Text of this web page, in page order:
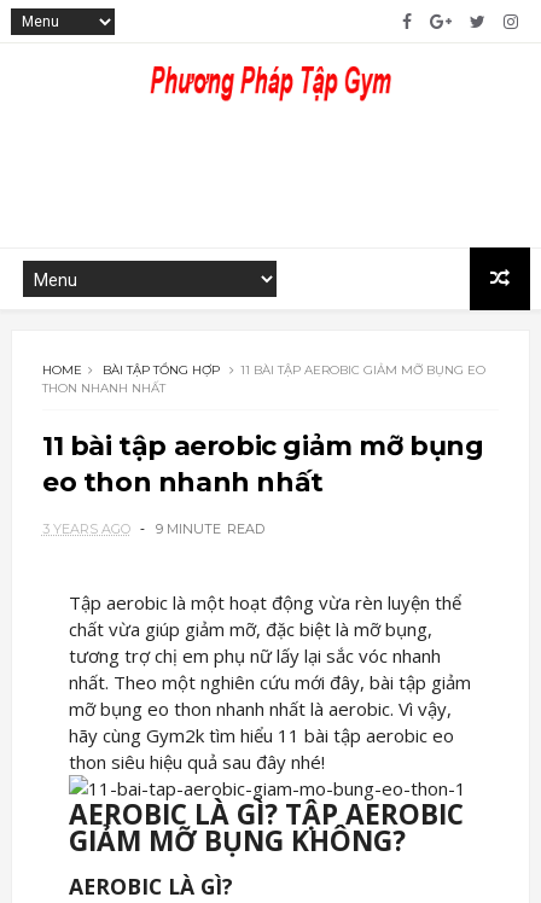
HOME BÀI TẬP TỔNG HỢP
11 BÀI TẬP AEROBIC GIẢM MỠ BỤNG EO
THON NHANH NHẤT
11 bài tập aerobic giảm mỡ bụng
eo thon nhanh nhất
3 YEARS AGO 9 MINUTE READ
Tập aerobic là một hoạt động vừa rèn luyện thể
chất vừa giúp giảm mỡ, đặc biệt là mỡ bụng,
tương trợ chị em phụ nữ lấy lại sắc vóc nhanh
nhất. Theo một nghiên cứu mới đây, bài tập giảm
mỡ bụng eo thon nhanh nhất là aerobic. Vì vậy,
hãy cùng Gym2k tìm hiểu 11 bài tập aerobic eo
thon siêu hiệu quả sau đây nhé!
AEROBIC LÀ GÌ? TẬP AEROBIC
GIẢM MỠ BỤNG KHÔNG?
AEROBIC LÀ GÌ?